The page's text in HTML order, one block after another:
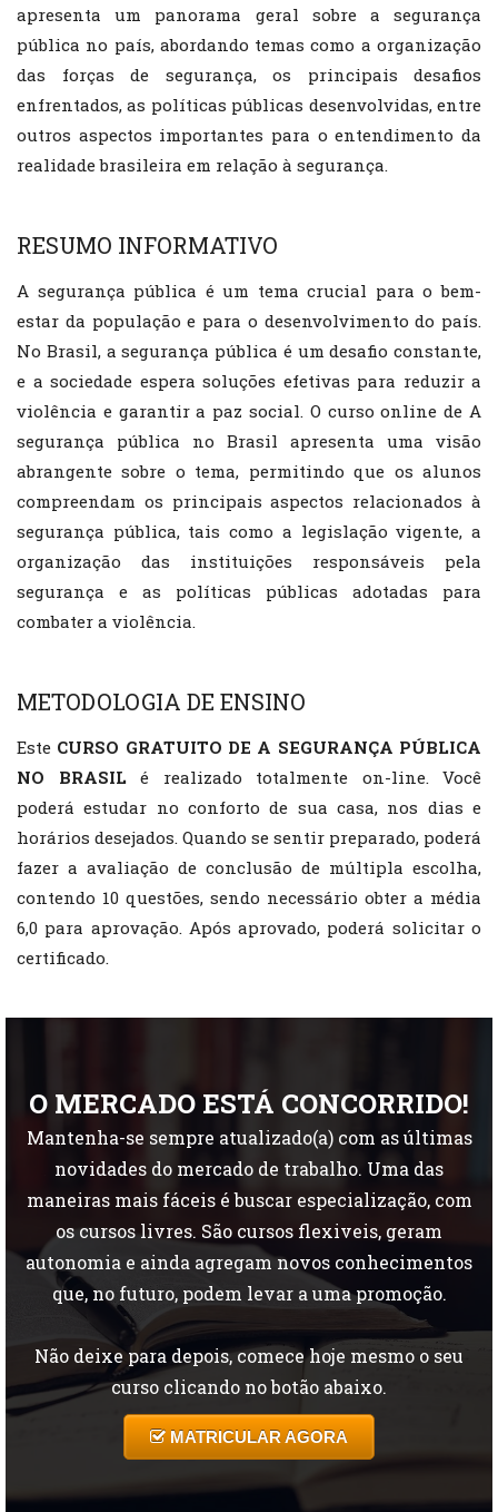
apresenta um panorama geral sobre a segurança
pública no país, abordando temas como a organização
das forças de segurança, os principais desafios
enfrentados, as políticas públicas desenvolvidas, entre
outros aspectos importantes para o entendimento da
realidade brasileira em relação à segurança.
RESUMO INFORMATIVO
A segurança pública é um tema crucial para o bem-
estar da população e para o desenvolvimento do país.
No Brasil, a segurança pública é um desafio constante,
e a sociedade espera soluções efetivas para reduzir a
violência e garantir a paz social. O curso online de A
segurança pública no Brasil apresenta uma visão
abrangente sobre o tema, permitindo que os alunos
compreendam os principais aspectos relacionados à
segurança pública, tais como a legislação vigente, a
organização das instituições responsáveis pela
segurança e as políticas públicas adotadas para
combater a violência.
METODOLOGIA DE ENSINO
Este CURSO GRATUITO DE A SEGURANÇA PÚBLICA
NO BRASILé realizado totalmente on-line. Você
poderá estudar no conforto de sua casa, nos dias e
horários desejados. Quando se sentir preparado, poderá
fazer a avaliação de conclusão de múltipla escolha,
contendo 10 questões, sendo necessário obter a média
6,0 para aprovação. Após aprovado, poderá solicitar o
certificado.
O MERCADO ESTÁ CONCORRIDO!
Mantenha-se sempre atualizado(a) com as últimas
novidades do mercado de trabalho. Uma das
maneiras mais fáceis é buscar especialização, com
os cursos livres. São cursos flexiveis, geram
autonomia e ainda agregam novos conhecimentos
que, no futuro, podem levar a uma promoção.
Não deixe para depois, comece hoje mesmo o seu
curso clicando no botão abaixo.
MATRICULAR AGORA